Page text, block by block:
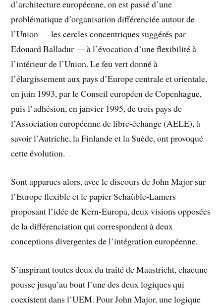
d’architecture européenne, on est passé d’une
problématique d’organisation différenciée autour de
l’Union — les cercles concentriques suggérés par
Edouard Balladur — à l’évocation d’une flexibilité à
l’intérieur de l’Union. Le feu vert donné à
l’élargissement aux pays d’Europe centrale et orientale,
en juin 1993, par le Conseil européen de Copenhague,
puis l’adhésion, en janvier 1995, de trois pays de
l’Association européenne de libre-échange (AELE), à
savoir l’Autriche, la Finlande et la Suède, ont provoqué
cette évolution.
Sont apparues alors, avec le discours de John Major sur
l’Europe flexible et le papier Schaùble-Lamers
proposant l’idée de Kern-Europa, deux visions opposées
de la différenciation qui correspondent à deux
conceptions divergentes de l’intégration européenne.
S’inspirant toutes deux du traité de Maastricht, chacune
pousse jusqu’au bout l’une des deux logiques qui
coexistent dans l’UEM. Pour John Major, une logique